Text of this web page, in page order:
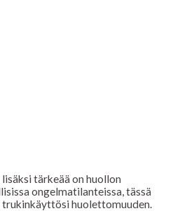
tärkeää on huollon
ongelmatilanteissa, tässä
huolettomuuden.